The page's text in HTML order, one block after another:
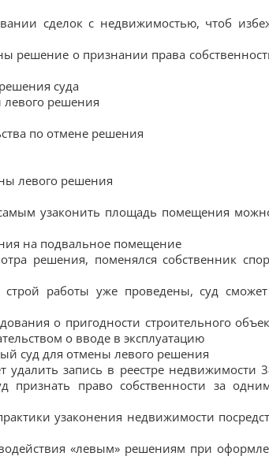
сделок с недвижимостью, чтоб
решение о признании права
суда
левого решения
по отмене решения
левого решения
узаконить площадь помещения
на подвальное помещение
решения, поменялся собственник
работы уже проведены, суд
о пригодности строительного
о вводе в эксплуатацию
суд для отмены левого решения
запись в реестре недвижимости
право собственности за
узаконения недвижимости
«левым» решениям при